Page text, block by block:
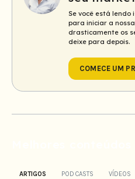
Se você está lendo
para iniciar a
drasticamente os
deixe para depois.
COMECE UM
ARTIGOS PODCASTS VÍDEOS